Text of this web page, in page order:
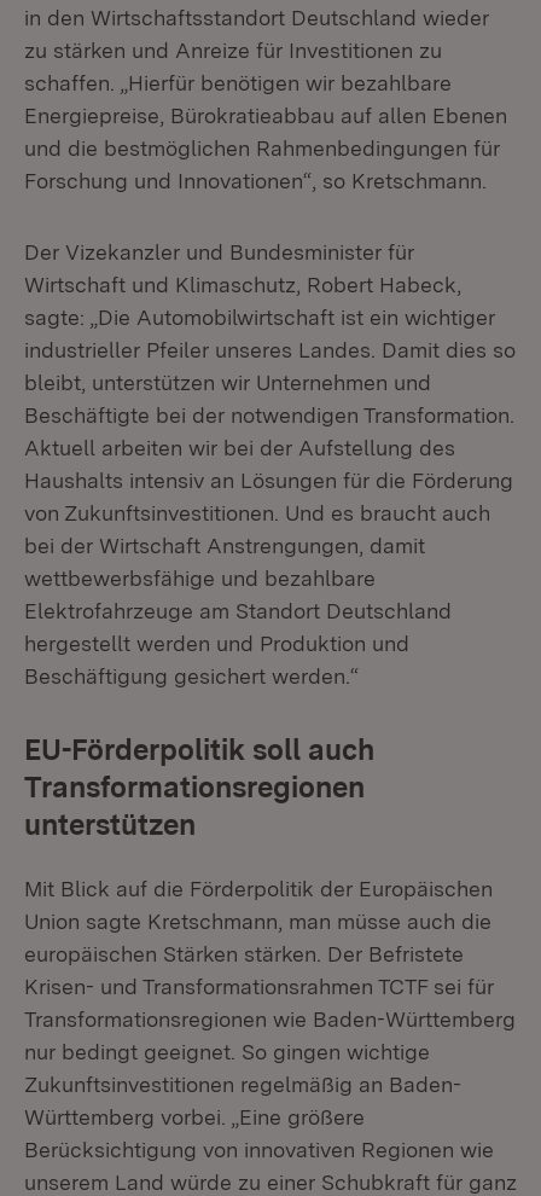
in den Wirtschaftsstandort Deutschland wieder
zu stärken und Anreize für Investitionen zu
schaffen. „Hierfür benötigen wir bezahlbare
Energiepreise, Bürokratieabbau auf allen Ebenen
und die bestmöglichen Rahmenbedingungen für
Forschung und Innovationen“, so Kretschmann.
Der Vizekanzler und Bundesminister für
Wirtschaft und Klimaschutz, Robert Habeck,
sagte: „Die Automobilwirtschaft ist ein wichtiger
industrieller Pfeiler unseres Landes. Damit dies so
bleibt, unterstützen wir Unternehmen und
Beschäftigte bei der notwendigen Transformation.
Aktuell arbeiten wir bei der Aufstellung des
Haushalts intensiv an Lösungen für die Förderung
von Zukunftsinvestitionen. Und es braucht auch
bei der Wirtschaft Anstrengungen, damit
wettbewerbsfähige und bezahlbare
Elektrofahrzeuge am Standort Deutschland
hergestellt werden und Produktion und
Beschäftigung gesichert werden.“
EU-Förderpolitik soll auch
Transformationsregionen
unterstützen
Mit Blick auf die Förderpolitik der Europäischen
Union sagte Kretschmann, man müsse auch die
europäischen Stärken stärken. Der Befristete
Krisen- und Transformationsrahmen TCTF sei für
Transformationsregionen wie Baden-Württemberg
nur bedingt geeignet. So gingen wichtige
Zukunftsinvestitionen regelmäßig an Baden-
Württemberg vorbei. „Eine größere
Berücksichtigung von innovativen Regionen wie
unserem Land würde zu einer Schubkraft für ganz